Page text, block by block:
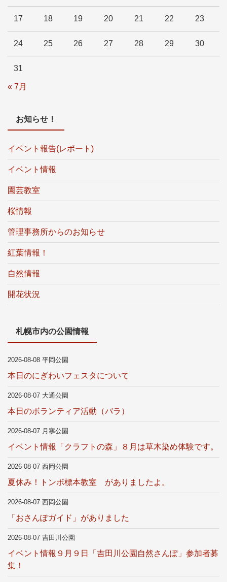
17 18 19 20 21 22 23
24 25 26 27 28 29 30
31
« 7月
お知らせ！
イベント報告(レポート)
イベント情報
園芸教室
桜情報
管理事務所からのお知らせ
紅葉情報！
自然情報
開花状況
札幌市内の公園情報
2026-08-08 平岡公園
本日のにぎわいフェスタについて
2026-08-07 大通公園
本日のボランティア活動（バラ）
2026-08-07 月寒公園
イベント情報「クラフトの森」８月は草木染め体験です。
2026-08-07 西岡公園
夏休み！トンボ標本教室 がありましたよ。
2026-08-07 西岡公園
「おさんぽガイド」がありました
2026-08-07 吉田川公園
イベント情報９月９日「吉田川公園自然さんぽ」参加者募
集！